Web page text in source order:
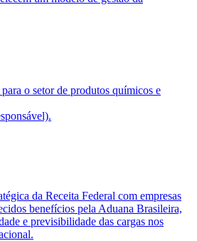
o setor de produtos químicos e
da Receita Federal com empresas
benefícios pela Aduana Brasileira,
e previsibilidade das cargas nos